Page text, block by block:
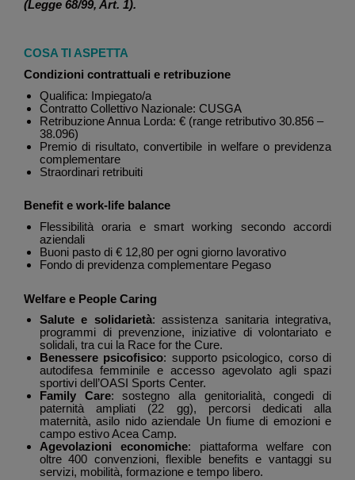
(Legge 68/99, Art. 1).
COSA TI ASPETTA
Condizioni contrattuali e retribuzione
Qualifica: Impiegato/a
Contratto Collettivo Nazionale: CUSGA
Retribuzione Annua Lorda: € (range retributivo 30.856 –
38.096)
Premio di risultato, convertibile in welfare o previdenza
complementare
Straordinari retribuiti
Benefit e work-life balance
Flessibilità oraria e smart working secondo accordi
aziendali
Buoni pasto di € 12,80 per ogni giorno lavorativo
Fondo di previdenza complementare Pegaso
Welfare e People Caring
Salute e solidarietà: assistenza sanitaria integrativa,
programmi di prevenzione, iniziative di volontariato e
solidali, tra cui la Race for the Cure.
Benessere psicofisico: supporto psicologico, corso di
autodifesa femminile e accesso agevolato agli spazi
sportivi dell’OASI Sports Center.
Family Care: sostegno alla genitorialità, congedi di
paternità ampliati (22 gg), percorsi dedicati alla
maternità, asilo nido aziendale Un fiume di emozioni e
campo estivo Acea Camp.
Agevolazioni economiche: piattaforma welfare con
oltre 400 convenzioni, flexible benefits e vantaggi su
servizi, mobilità, formazione e tempo libero.